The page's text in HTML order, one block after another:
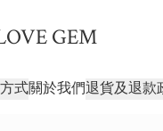
GEM
式關於我們退貨及退款